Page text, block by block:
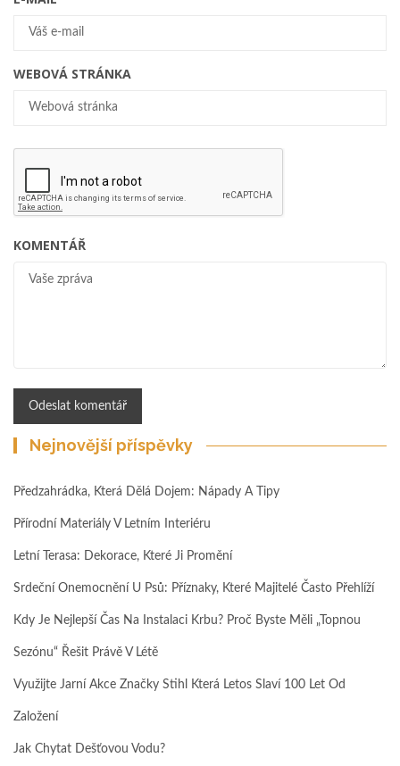
WEBOVÁ STRÁNKA
KOMENTÁŘ
Nejnovější příspěvky
Předzahrádka, Která Dělá Dojem: Nápady A Tipy
Přírodní Materiály V Letním Interiéru
Letní Terasa: Dekorace, Které Ji Promění
Srdeční Onemocnění U Psů: Příznaky, Které Majitelé Často Přehlíží
Kdy Je Nejlepší Čas Na Instalaci Krbu? Proč Byste Měli „topnou
Sezónu“ Řešit Právě V Létě
Využijte Jarní Akce Značky Stihl Která Letos Slaví 100 Let Od
Založení
Jak Chytat Dešťovou Vodu?